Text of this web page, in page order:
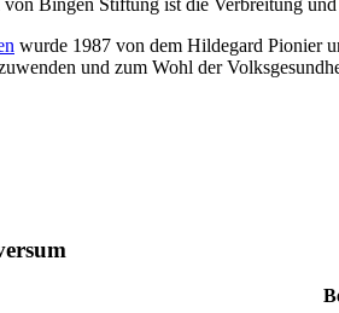
Bingen Stiftung ist die Verbreitung
wurde 1987 von dem Hildegard Pionier
und zum Wohl der